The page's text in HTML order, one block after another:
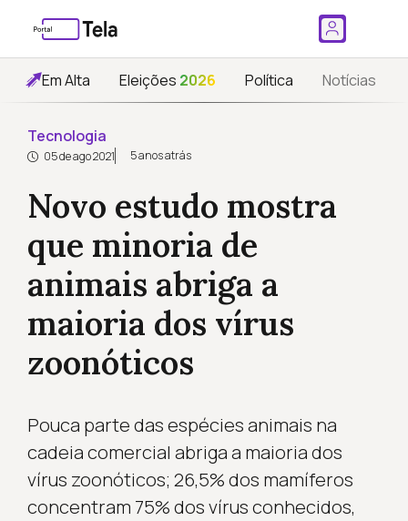
Em Alta Eleições 2026 Política Notícias
Tecnologia
05 de ago 2021 5 anos atrás
Novo estudo mostra
que minoria de
animais abriga a
maioria dos vírus
zoonóticos
Pouca parte das espécies animais na
cadeia comercial abriga a maioria dos
vírus zoonóticos; 26,5% dos mamíferos
concentram 75% dos vírus conhecidos,